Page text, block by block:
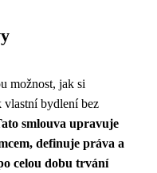
možnost, jak si
vlastní bydlení bez
smlouva upravuje
definuje práva a
celou dobu trvání